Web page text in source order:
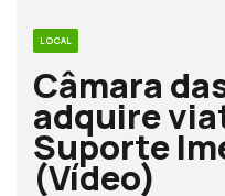
LOCAL
Câmara
adquire
Suporte
(Vídeo)